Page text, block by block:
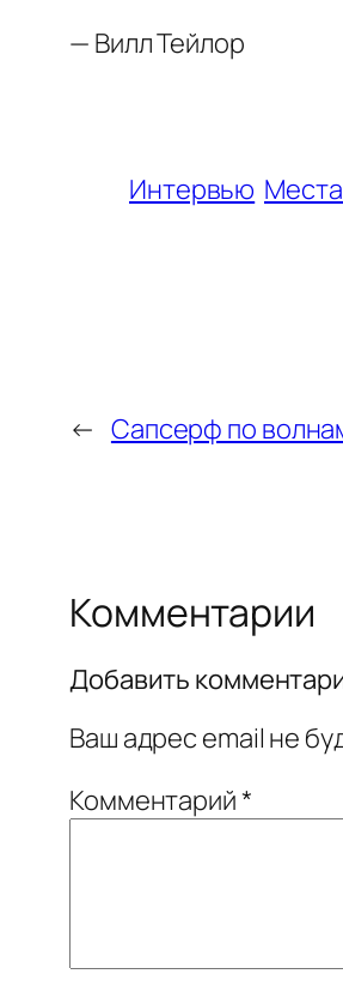
— Вилл Тейлор
Интервью
← Сапсерф по
Комментарии
Добавить
Ваш адрес email не
Комментарий*